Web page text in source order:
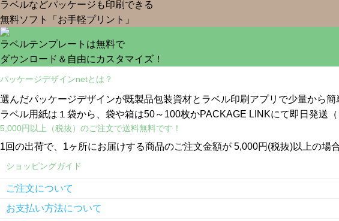
ラベルなどパッケージも印刷できる
無料ソフト「お手軽プリント」
ラベルテンプレートは無料で
ダウンロード＆自由にカスタマイズ！
パッケージデザインnetとは？
選んだパッケージデザインが既製品包装資材とラベル印刷アプリで少量から
ラベル用紙は１袋から、袋や箱は50～100枚かPACKAGE LINKにて即日発送
5,000円以上（税抜）のご注文で送料無料です！
1回の出荷で、1ヶ所にお届けする商品のご注文金額が 5,000円(税抜)以上の場
ショッピングガイド
ご注文について
お支払い方法について